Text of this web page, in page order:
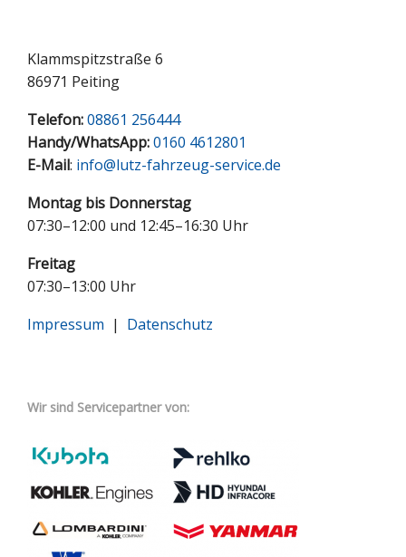
Klammspitzstraße 6
86971 Peiting
Telefon:08861 256444
Handy/WhatsApp:0160 4612801
E-Mail: info@lutz-fahrzeug-service.de
Montag bis Donnerstag
07:30–12:00 und 12:45–16:30 Uhr
Freitag
07:30–13:00 Uhr
Impressum | Datenschutz
Wir sind Servicepartner von: